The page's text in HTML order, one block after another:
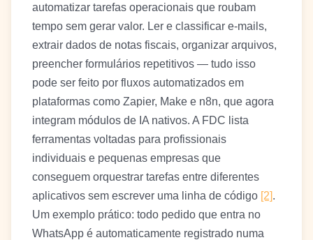
automatizar tarefas operacionais que roubam
tempo sem gerar valor. Ler e classificar e-mails,
extrair dados de notas fiscais, organizar arquivos,
preencher formulários repetitivos — tudo isso
pode ser feito por fluxos automatizados em
plataformas como Zapier, Make e n8n, que agora
integram módulos de IA nativos. A FDC lista
ferramentas voltadas para profissionais
individuais e pequenas empresas que
conseguem orquestrar tarefas entre diferentes
aplicativos sem escrever uma linha de código [2].
Um exemplo prático: todo pedido que entra no
WhatsApp é automaticamente registrado numa